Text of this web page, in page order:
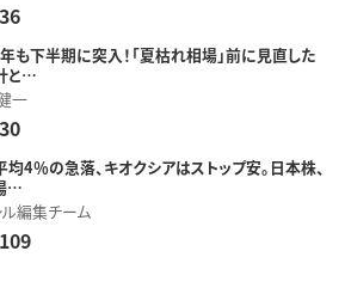
36
も下半期に突入！「夏枯れ相場」前に見直した
と…
一
30
均4％の急落、キオクシアはストップ安。日本株、
…
ル編集チーム
109